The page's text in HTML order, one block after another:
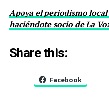
Apoya el periodismo
haciéndote socio de La
Share this:
Facebook